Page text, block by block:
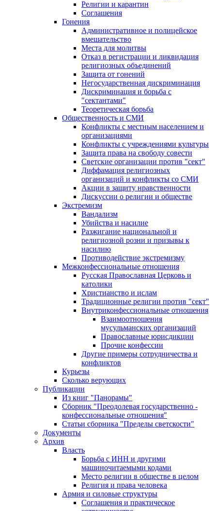
Религии и карантин
Соглашения
Гонения
Административное и полицейское
вмешательство
Места для молитвы
Отказ в регистрации и ликвидация
религиозных объединений
Защита от гонений
Негосударственная дискриминация
Дискриминация и борьба с
"сектантами"
Теоретическая борьба
Общественность и СМИ
Конфликты с местным населением и
организациями
Конфликты с учреждениями культуры
Защита права на свободу совести
Светские организации против "сект"
Диффамация религиозных
организаций и конфликты со СМИ
Акции в защиту нравственности
Дискуссии о религии и обществе
Экстремизм
Вандализм
Убийства и насилие
Разжигание национальной и
религиозной розни и призывы к
насилию
Противодействие экстремизму
Межконфессиональные отношения
Русская Православная Церковь и
католики
Христианство и ислам
Традиционные религии против "сект"
Внутриконфессиональные отношения
Взаимоотношения
мусульманских организаций
Православные юрисдикции
Прочие конфессии
Другие примеры сотрудничества и
конфликтов
Курьезы
Сколько верующих
Публикации
Из книг "Панорамы"
Сборник "Преодолевая государственно -
конфессиональные отношения"
Статьи сборника "Пределы светскости"
Документы
Архив
Власть
Борьба с ИНН и другими
машиночитаемыми кодами
Место религии в обществе в целом
Религия и права человека
Армия и силовые структуры
Соглашения и практическое